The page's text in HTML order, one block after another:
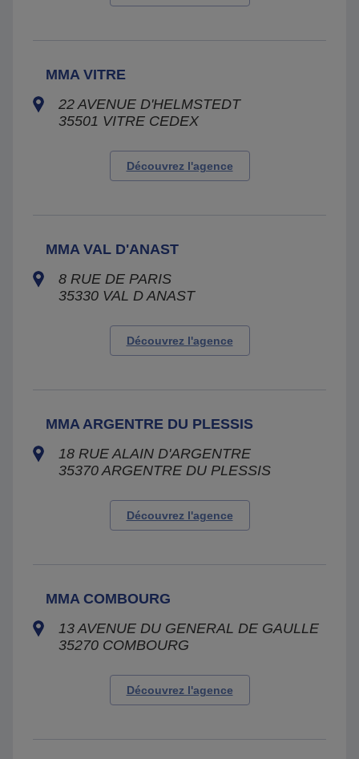
MMA VITRE
22 AVENUE D'HELMSTEDT
35501 VITRE CEDEX
Découvrez l'agence
MMA VAL D'ANAST
8 RUE DE PARIS
35330 VAL D ANAST
Découvrez l'agence
MMA ARGENTRE DU PLESSIS
18 RUE ALAIN D'ARGENTRE
35370 ARGENTRE DU PLESSIS
Découvrez l'agence
MMA COMBOURG
13 AVENUE DU GENERAL DE GAULLE
35270 COMBOURG
Découvrez l'agence